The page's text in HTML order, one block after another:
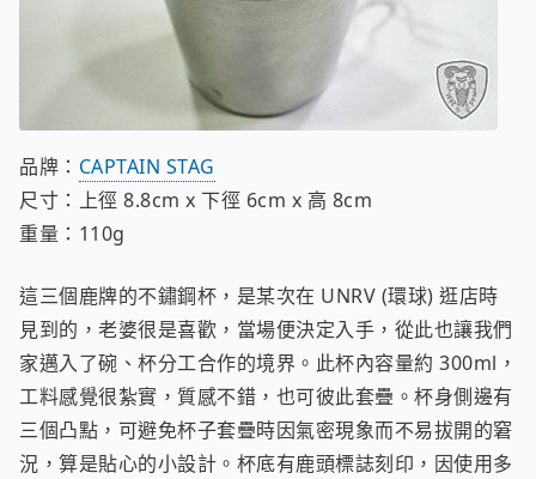
品牌： CAPTAIN STAG
尺寸：上徑 8.8cm x 下徑 6cm x 高 8cm
重量：110g
這三個鹿牌的不鏽鋼杯，是某次在 UNRV (環球) 逛店時
見到的，老婆很是喜歡，當場便決定入手，從此也讓我們
家邁入了碗、杯分工合作的境界。此杯內容量約 300ml，
工料感覺很紮實，質感不錯，也可彼此套疊。杯身側邊有
三個凸點，可避免杯子套疊時因氣密現象而不易拔開的窘
況，算是貼心的小設計。杯底有鹿頭標誌刻印，因使用多